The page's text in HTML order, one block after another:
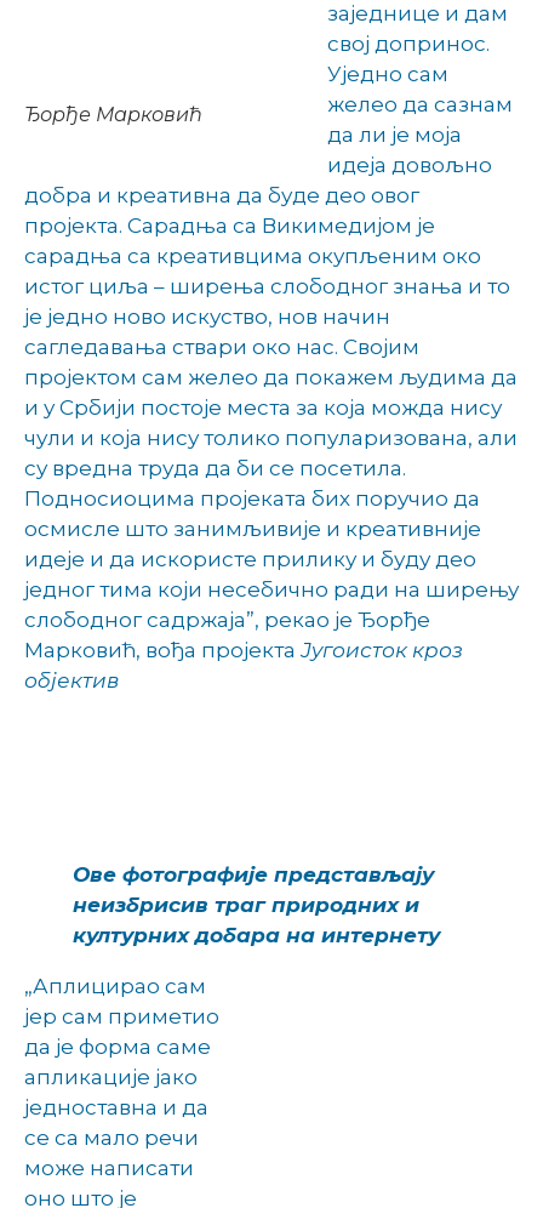
Ђорђе Марковић
заједнице и дам
свој допринос.
Уједно сам
желео да сазнам
да ли је моја
идеја довољно
добра и креативна да буде део овог
пројекта. Сарадња са Викимедијом је
сарадња са креативцима окупљеним око
истог циља – ширења слободног знања и то
је једно ново искуство, нов начин
сагледавања ствари око нас. Својим
пројектом сам желео да покажем људима да
и у Србији постоје места за која можда нису
чули и која нису толико популаризована, али
су вредна труда да би се посетила.
Подносиоцима пројеката бих поручио да
осмисле што занимљивије и креативније
идеје и да искористе прилику и буду део
једног тима који несебично ради на ширењу
слободног садржаја”, рекао је Ђорђе
Марковић, вођа пројекта Југоисток кроз
објектив
Ове фотографије представљају
неизбрисив траг природних и
културних добара на интернету
„Аплицирао сам
јер сам приметио
да је форма саме
апликације јако
једноставна и да
се са мало речи
може написати
оно што је